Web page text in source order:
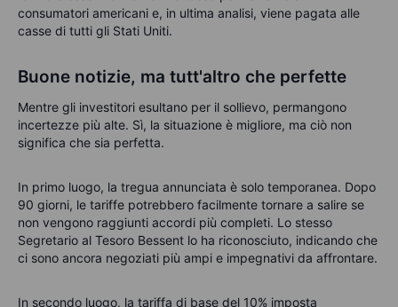
consumatori americani e, in ultima analisi, viene pagata alle
casse di tutti gli Stati Uniti.
Buone notizie, ma tutt'altro che perfette
Mentre gli investitori esultano per il sollievo, permangono
incertezze più alte. Sì, la situazione è migliore, ma ciò non
significa che sia perfetta.
In primo luogo, la tregua annunciata è solo temporanea. Dopo
90 giorni, le tariffe potrebbero facilmente tornare a salire se
non vengono raggiunti accordi più completi. Lo stesso
Segretario al Tesoro Bessent lo ha riconosciuto, indicando che
ci sono ancora negoziati più ampi e impegnativi da affrontare.
In secondo luogo, la tariffa di base del 10% imposta